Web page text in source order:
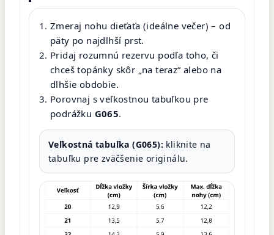
Zmeraj nohu dieťaťa (ideálne večer) – od
päty po najdlhší prst.
Pridaj rozumnú rezervu podľa toho, či
chceš topánky skôr „na teraz“ alebo na
dlhšie obdobie.
Porovnaj s veľkostnou tabuľkou pre
podrážku G065.
Veľkostná tabuľka (G065): kliknite na
tabuľku pre zväčšenie originálu.